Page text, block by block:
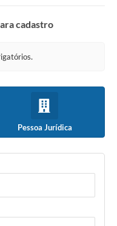
cadastro
Pessoa Jurídica